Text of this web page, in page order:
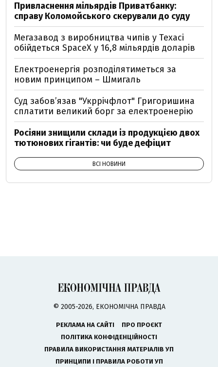
Привласнення мільярдів Приватбанку:
справу Коломойського скерували до суду
Мегазавод з виробництва чипів у Техасі
обійдеться SpaceX у 16,8 мільярдів доларів
Електроенергія розподілятиметься за
новим принципом – Шмигаль
Суд забов’язав "Укррічфлот" Григоришина
сплатити великий борг за електроенерію
Росіяни знищили склади із продукцією двох
тютюнових гігантів: чи буде дефіцит
ВСІ НОВИНИ
© 2005-2026, ЕКОНОМІЧНА ПРАВДА
РЕКЛАМА НА САЙТІ
ПРО ПРОЄКТ
ПОЛІТИКА КОНФІДЕНЦІЙНОСТІ
ПРАВИЛА ВИКОРИСТАННЯ МАТЕРІАЛІВ УП
ПРИНЦИПИ І ПРАВИЛА РОБОТИ УП